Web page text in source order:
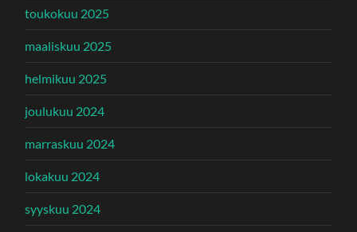
toukokuu 2025
maaliskuu 2025
helmikuu 2025
joulukuu 2024
marraskuu 2024
lokakuu 2024
syyskuu 2024